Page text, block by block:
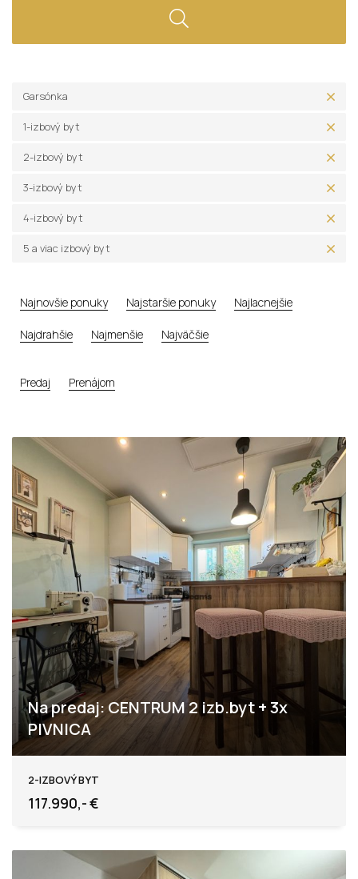
Garsónka
1-izbový byt
2-izbový byt
3-izbový byt
4-izbový byt
5 a viac izbový byt
Najnovšie ponuky Najstaršie ponuky Najlacnejšie
Najdrahšie Najmenšie Najväčšie
Predaj Prenájom
Na predaj: CENTRUM 2 izb.byt + 3x
PIVNICA
2-IZBOVÝ BYT
117.990,- €